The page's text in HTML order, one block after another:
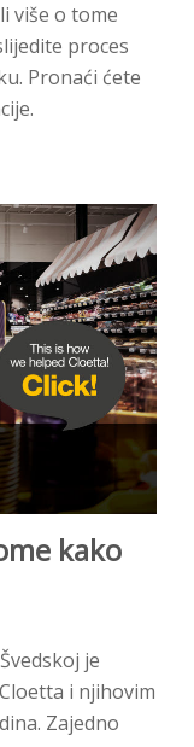
više o tome
proces
Pronaći ćete
kako
je
i njihovim
Zajedno